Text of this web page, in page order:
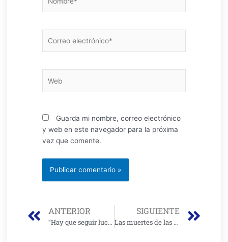
electrónico*
Guarda mi nombre, correo electrónico
y web en este navegador para la próxima
vez que comente.
Prev
ANTERIOR
“Hay que seguir luchando para proteger el medio ambiente” María Fernanda Rojas
SIGUIENTE
Las muertes de las especies en los humedales no son por las obras que se adelantan: Secretaría Ambiente